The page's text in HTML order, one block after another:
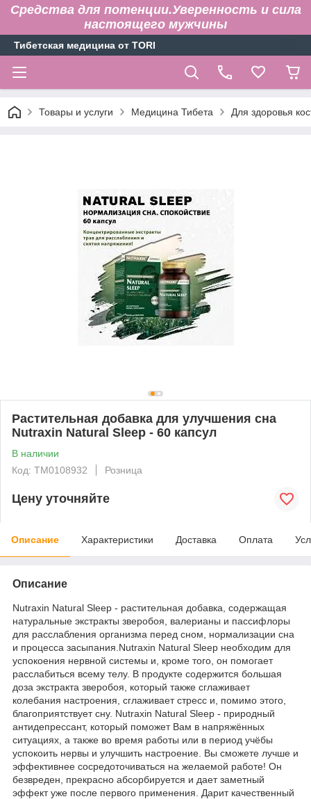
Средства для потенции.Уверенность и сила
настоящего мужчины
Тибетская медицина от TORI
Товары и услуги Медицина Тибета Для здоровья
Растительная добавка для улучшения сна
Nutraxin Natural Sleep - 60 капсул
В наличии
Код: ТМ0108932
Розница
Цену уточняйте
Описание Характеристики Доставка Оплата
Описание
Nutraxin Natural Sleep - растительная добавка, содержащая
натуральные экстракты зверобоя, валерианы и пассифлоры
для расслабления организма перед сном, нормализации сна
и процесса засыпания.Nutraxin Natural Sleep необходим для
успокоения нервной системы и, кроме того, он помогает
расслабиться всему телу. В продукте содержится большая
доза экстракта зверобоя, который также сглаживает
колебания настроения, сглаживает стресс и, помимо этого,
благоприятствует сну. Nutraxin Natural Sleep - природный
антидепрессант, который поможет Вам в напряжённых
ситуациях, а также во время работы или в период учёбы
успокоить нервы и улучшить настроение. Вы сможете лучше и
эффективнее сосредоточиваться на желаемой работе! Он
безвреден, прекрасно абсорбируется и дает заметный
эффект уже после первого применения. Дарит качественный